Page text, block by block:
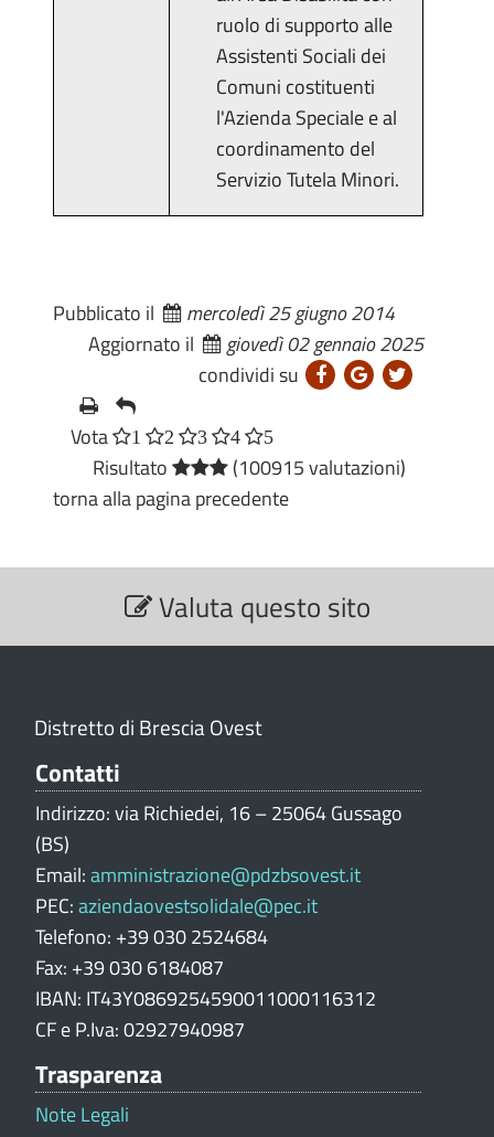
ruolo di supporto alle
Assistenti Sociali dei
Comuni costituenti
l'Azienda Speciale e al
coordinamento del
Servizio Tutela Minori.
Pubblicato il
mercoledì 25 giugno 2014
Aggiornato il
giovedì 02 gennaio 2025
condividi su
Vota 1 2 3 4 5
Risultato
(100915 valutazioni)
torna alla pagina precedente
S
Valuta questo sito
Distretto di Brescia Ovest
Contatti
Indirizzo: via Richiedei, 16 – 25064 Gussago
(BS)
Email:amministrazione@pdzbsovest.it
PEC:aziendaovestsolidale@pec.it
Telefono: +39 030 2524684
Fax: +39 030 6184087
IBAN: IT43Y0869254590011000116312
CF e P.Iva: 02927940987
Trasparenza
Note Legali